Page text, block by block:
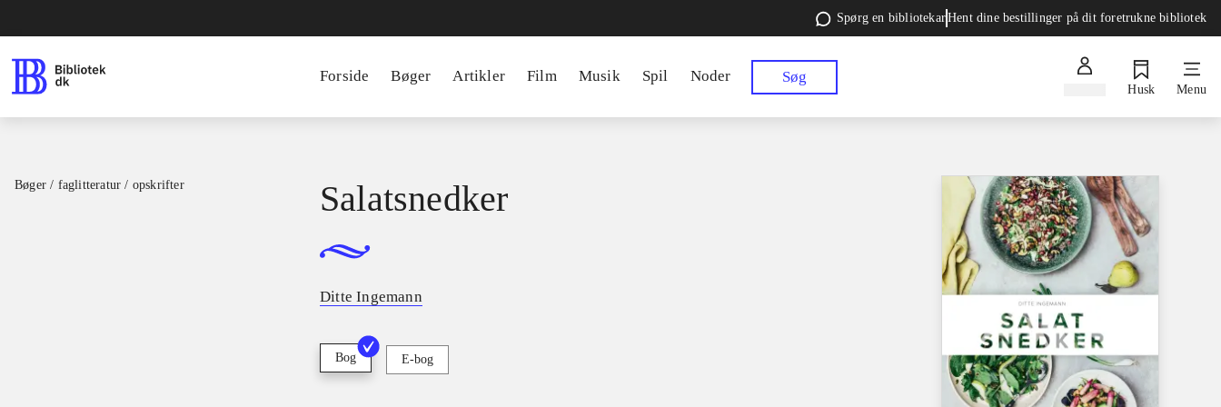
Spørg en bibliotekarHent dine bestillinger på dit foretrukne bibliotek
Forside Bøger Artikler Film Musik Spil Noder Søg
Husk Menu
Bøger / faglitteratur / opskrifter Salatsnedker
Ditte Ingemann
Bog E-bog